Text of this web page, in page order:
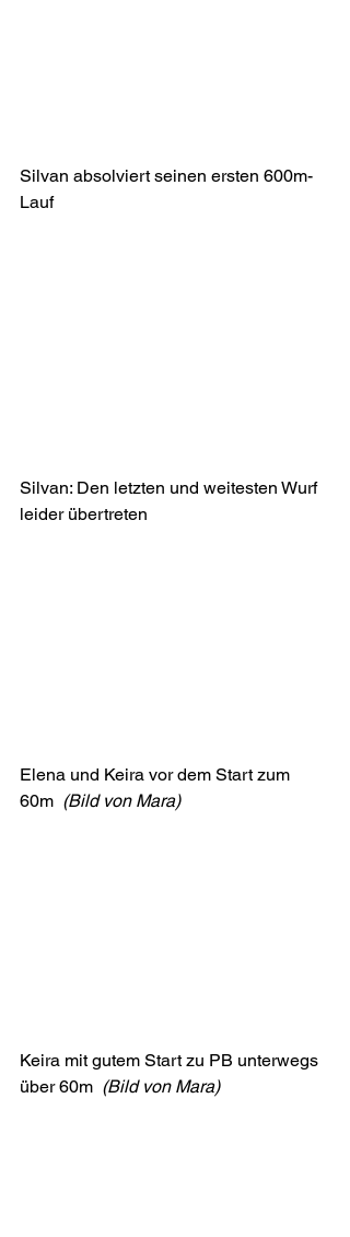
Silvan absolviert seinen ersten 600m-
Lauf
Silvan: Den letzten und weitesten Wurf
leider übertreten
Elena und Keira vor dem Start zum
60m (Bild von Mara)
Keira mit gutem Start zu PB unterwegs
über 60m (Bild von Mara)